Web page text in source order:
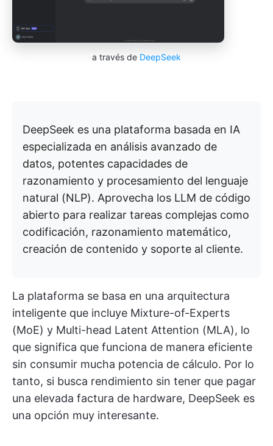
a través de DeepSeek
DeepSeek es una plataforma basada en IA
especializada en análisis avanzado de
datos, potentes capacidades de
razonamiento y procesamiento del lenguaje
natural (NLP). Aprovecha los LLM de código
abierto para realizar tareas complejas como
codificación, razonamiento matemático,
creación de contenido y soporte al cliente.
La plataforma se basa en una arquitectura
inteligente que incluye Mixture-of-Experts
(MoE) y Multi-head Latent Attention (MLA), lo
que significa que funciona de manera eficiente
sin consumir mucha potencia de cálculo. Por lo
tanto, si busca rendimiento sin tener que pagar
una elevada factura de hardware, DeepSeek es
una opción muy interesante.